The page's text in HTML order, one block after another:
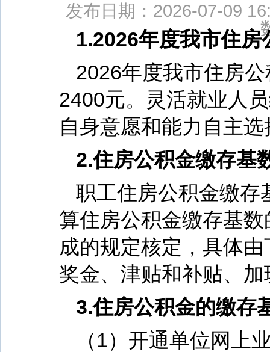
市委第四巡察组向市住房公积金管理中心党组反馈巡察情况
发布日期：2026-07-09
1.2026年度我市住
2026年度我市住房
2400元。灵活就业人
自身意愿和能力自主选
2.住房公积金缴存基
职工住房公积金缴存
算住房公积金缴存基
成的规定核定，具体
奖金、津贴和补贴、
3.住房公积金的缴存
（1）开通单位网上